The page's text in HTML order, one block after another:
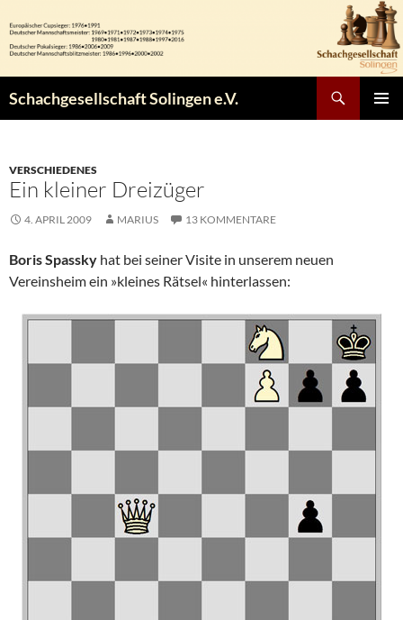
Inhalt
springen
Schachgesellschaft Solingen e.V.
VERSCHIEDENES
Ein kleiner Dreizüger
4. APRIL 2009 MARIUS 13 KOMMENTARE
Boris Spassky hat bei seiner Visite in unserem neuen
Vereinsheim ein »kleines Rätsel« hinterlassen: